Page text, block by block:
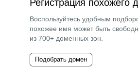
Регистрация похожего
Воспользуйтесь удобным
похожее имя может быть
из 700+ доменных зон.
Подобрать домен